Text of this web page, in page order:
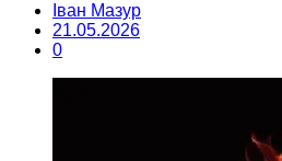
Іван Мазур
21.05.2026
0